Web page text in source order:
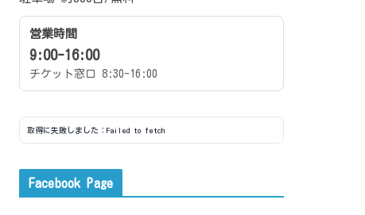
営業時間
9:00-16:00
チケット窓口 8:30-16:00
取得に失敗しました：Failed to fetch
Facebook Page